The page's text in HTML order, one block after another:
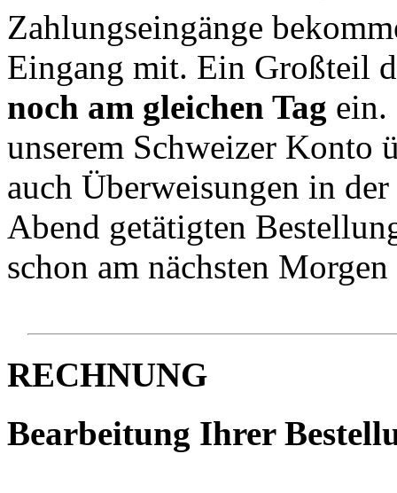
Zahlungseingänge
Eingang mit. Ein Großteil
noch am gleichen Tag ein.
unserem Schweizer Konto
auch Überweisungen in
Abend getätigten
schon am nächsten
RECHNUNG
Bearbeitung Ihrer